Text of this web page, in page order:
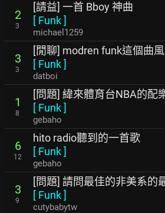
2
3
[請益] 一首 Bboy 神曲
[ Funk]
michael1259
3
3
[閒聊] modren funk這個曲風
[ Funk]
datboi
1
8
[問題] 緯來體育台NBA的配
[ Funk]
gebaho
6
12
hito radio聽到的一首歌
[ Funk]
gebaho
3
9
[問題] 請問最佳的非美系的
[ Funk]
cutybabytw